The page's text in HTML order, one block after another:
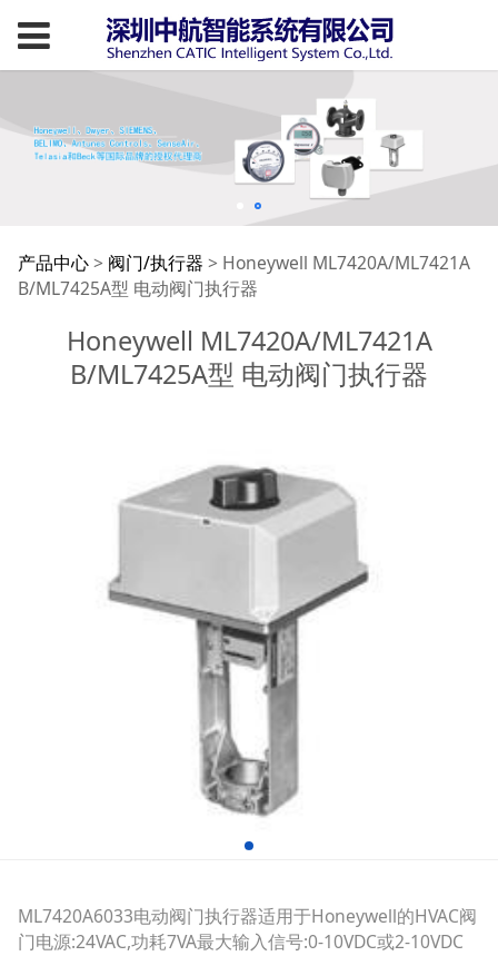
Honeywell
ML7420A/ML7421A
B/ML7425A型 电动阀
门执行器
产品中心> 阀门/执行器 > Honeywell ML7420A/ML7421A
B/ML7425A型 电动阀门执行器
Honeywell ML7420A/ML7421A
B/ML7425A型 电动阀门执行器
ML7420A6033电动阀门执行器适用于Honeywell的HVAC阀
门电源:24VAC,功耗7VA最大输入信号:0-10VDC或2-10VDC